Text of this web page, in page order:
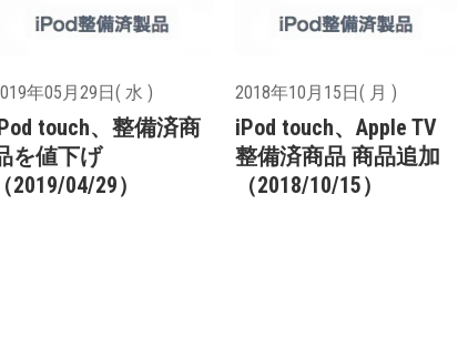
年05月29日( 水 )
touch、整備済商
を値下げ
（2019/04/29）
2018年10月15日( 月 )
iPod touch、Apple TV
整備済商品 商品追加
（2018/10/15）